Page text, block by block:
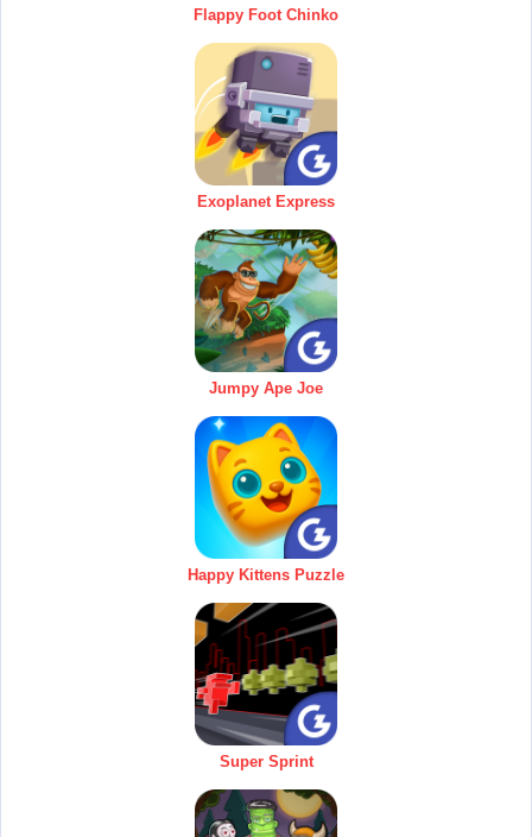
Flappy Foot Chinko
Exoplanet Express
Jumpy Ape Joe
Happy Kittens Puzzle
Super Sprint